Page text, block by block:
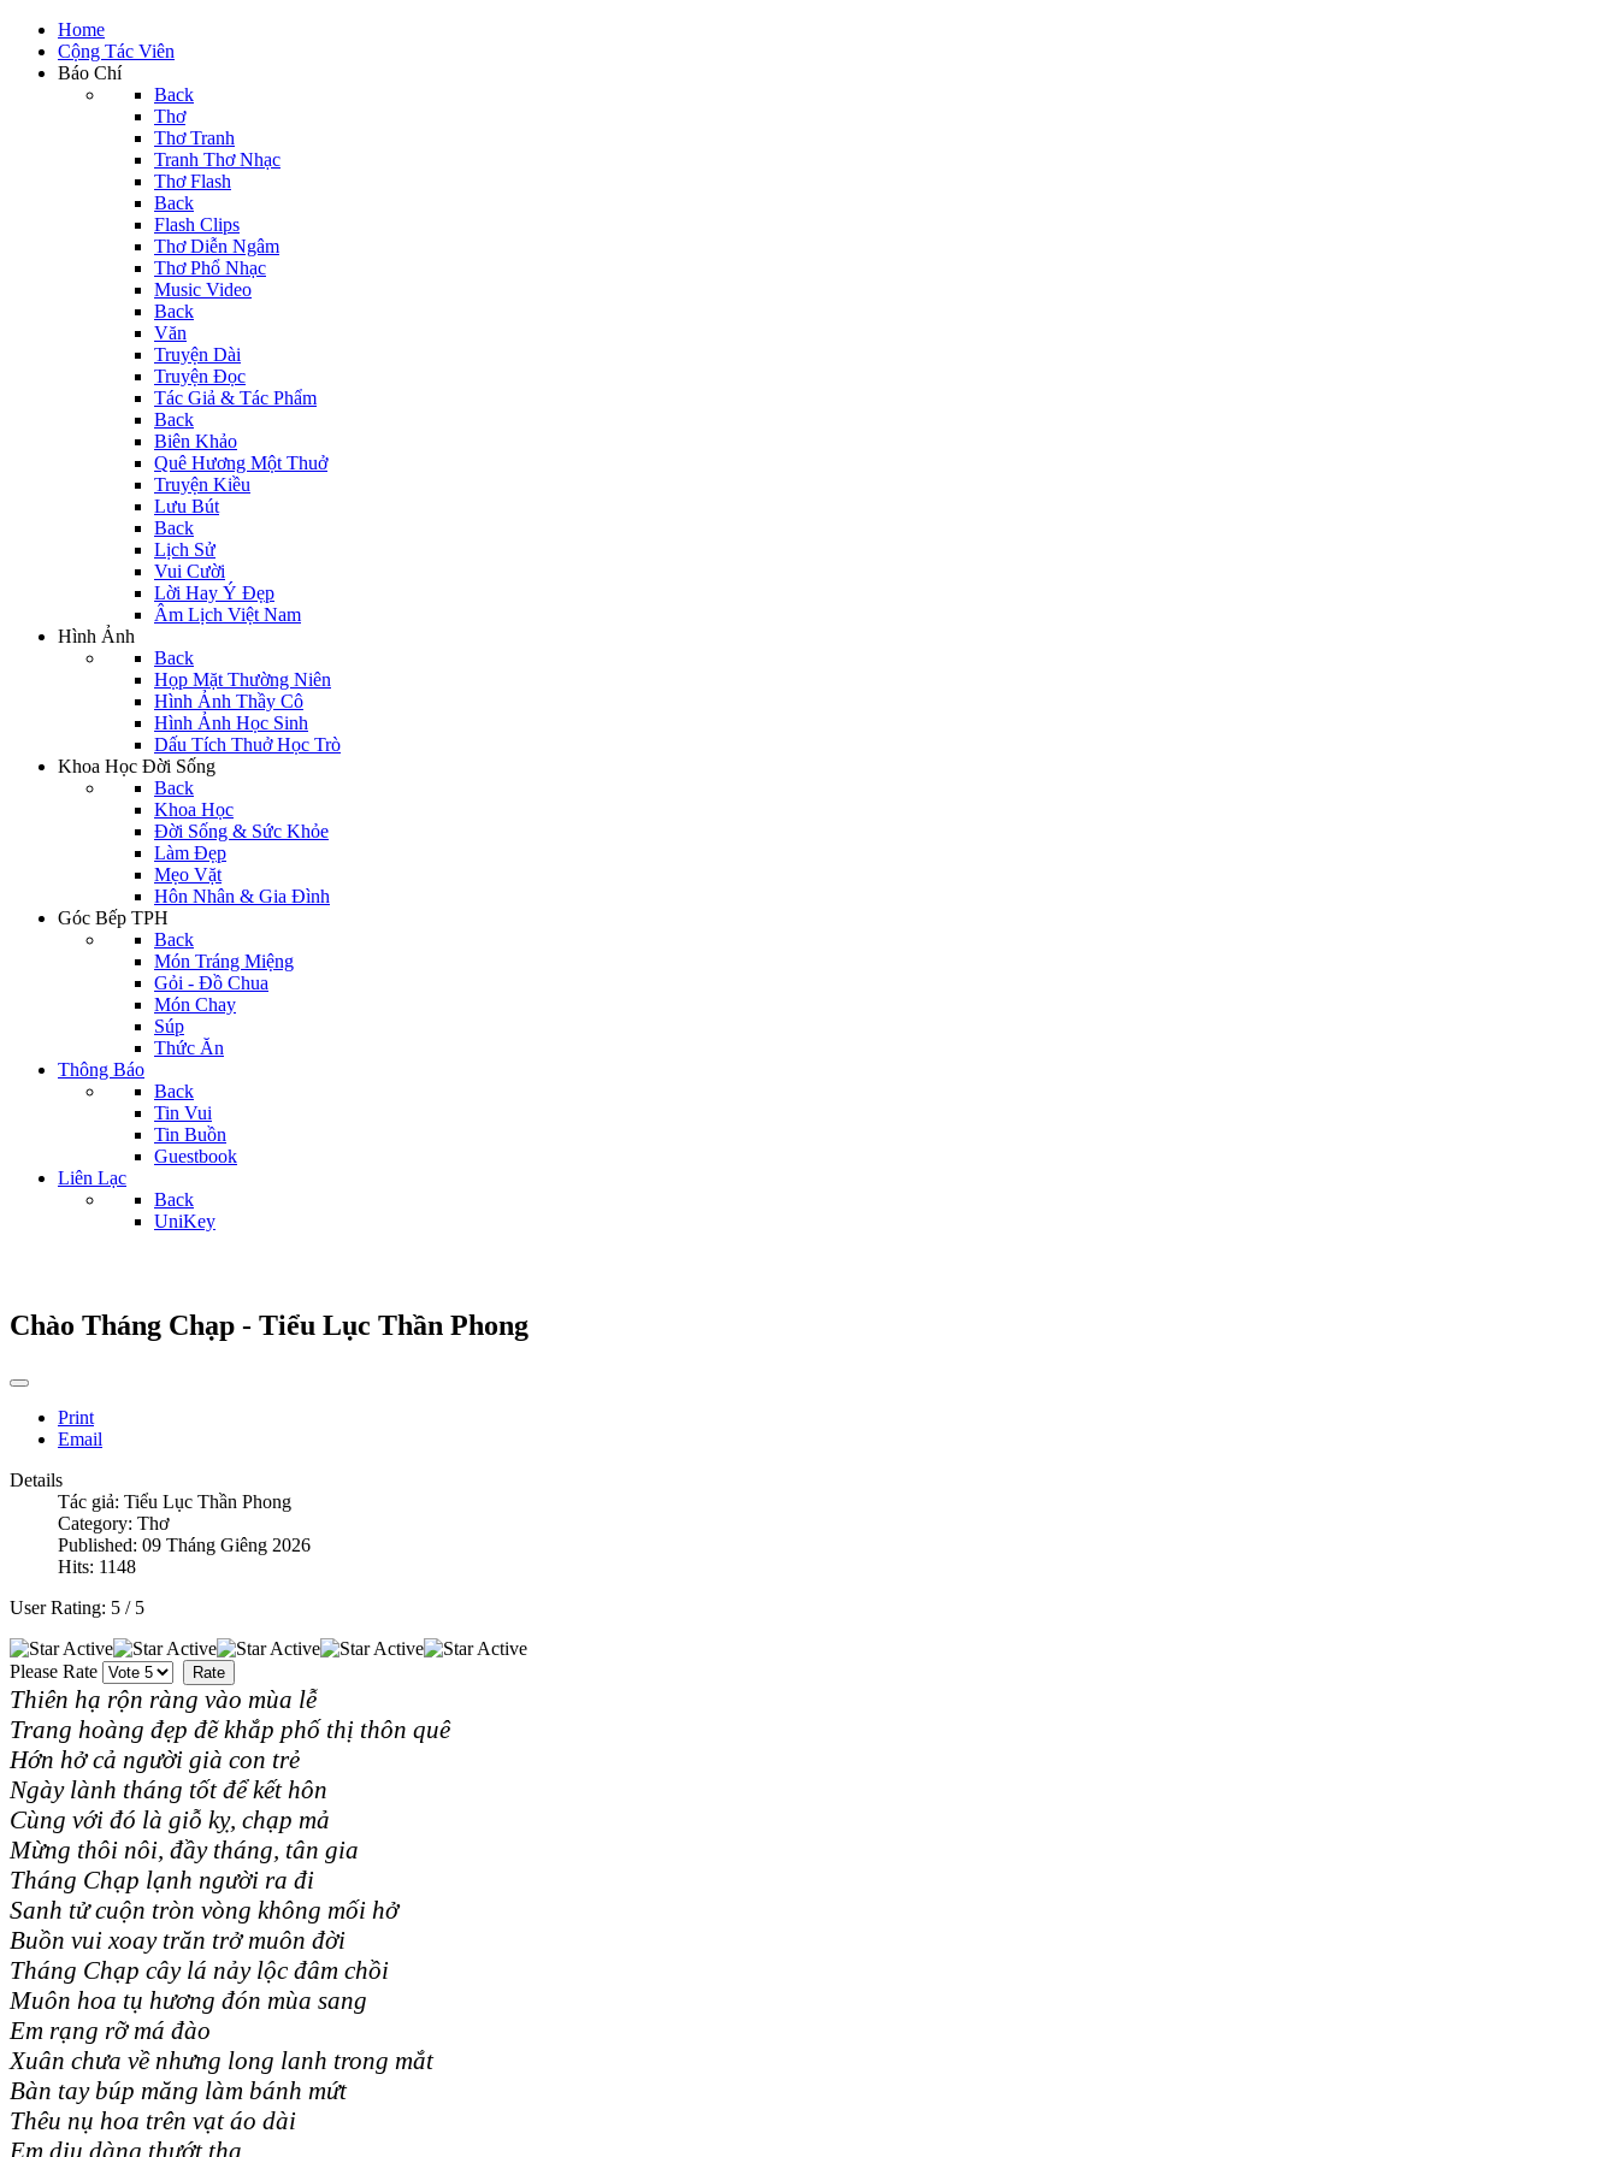
Home
Cộng Tác Viên
Báo Chí
Back
Thơ
Thơ Tranh
Tranh Thơ Nhạc
Thơ Flash
Back
Flash Clips
Thơ Diễn Ngâm
Thơ Phổ Nhạc
Music Video
Back
Văn
Truyện Dài
Truyện Đọc
Tác Giả & Tác Phẩm
Back
Biên Khảo
Quê Hương Một Thuở
Truyện Kiều
Lưu Bút
Back
Lịch Sử
Vui Cười
Lời Hay Ý Đẹp
Âm Lịch Việt Nam
Hình Ảnh
Back
Họp Mặt Thường Niên
Hình Ảnh Thầy Cô
Hình Ảnh Học Sinh
Dấu Tích Thuở Học Trò
Khoa Học Đời Sống
Back
Khoa Học
Đời Sống & Sức Khỏe
Làm Đẹp
Mẹo Vặt
Hôn Nhân & Gia Đình
Góc Bếp TPH
Back
Món Tráng Miệng
Gỏi - Đồ Chua
Món Chay
Súp
Thức Ăn
Thông Báo
Back
Tin Vui
Tin Buồn
Guestbook
Liên Lạc
Back
UniKey
Chào Tháng Chạp - Tiểu Lục Thần Phong
Print
Email
Details
Tác giả: Tiểu Lục Thần Phong
Category: Thơ
Published: 09 Tháng Giêng 2026
Hits: 1148
User Rating: 5 / 5
Please Rate
Thiên hạ rộn ràng vào mùa lễ
Trang hoàng đẹp đẽ khắp phố thị thôn quê
Hớn hở cả người già con trẻ
Ngày lành tháng tốt để kết hôn
Cùng với đó là giỗ kỵ, chạp mả
Mừng thôi nôi, đầy tháng, tân gia
Tháng Chạp lạnh người ra đi
Sanh tử cuộn tròn vòng không mối hở
Buồn vui xoay trăn trở muôn đời
Tháng Chạp cây lá nảy lộc đâm chồi
Muôn hoa tụ hương đón mùa sang
Em rạng rỡ má đào
Xuân chưa về nhưng long lanh trong mắt
Bàn tay búp măng làm bánh mứt
Thêu nụ hoa trên vạt áo dài
Em dịu dàng thướt tha